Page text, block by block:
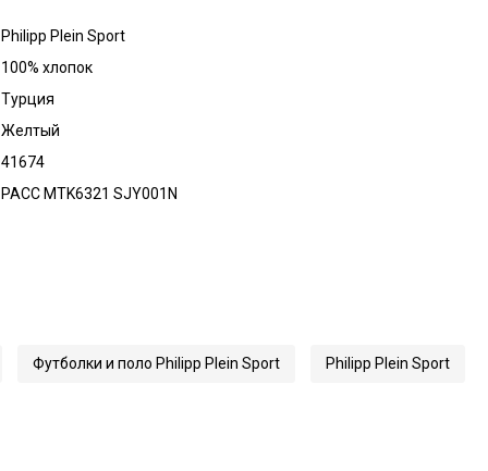
Philipp Plein Sport
100% хлопок
Турция
Желтый
41674
PACC MTK6321 SJY001N
Футболки и поло Philipp Plein Sport Philipp Plein Sport